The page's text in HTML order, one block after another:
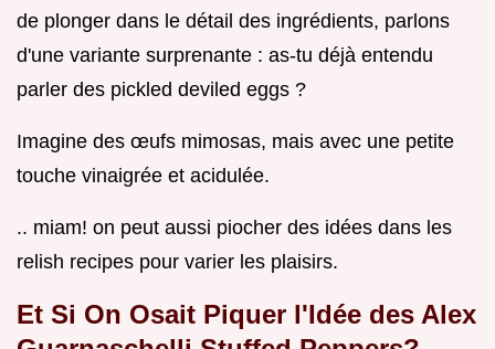
de plonger dans le détail des ingrédients, parlons
d'une variante surprenante : as-tu déjà entendu
parler des pickled deviled eggs ?
Imagine des œufs mimosas, mais avec une petite
touche vinaigrée et acidulée.
.. miam! on peut aussi piocher des idées dans les
relish recipes pour varier les plaisirs.
Et Si On Osait Piquer l'Idée des Alex